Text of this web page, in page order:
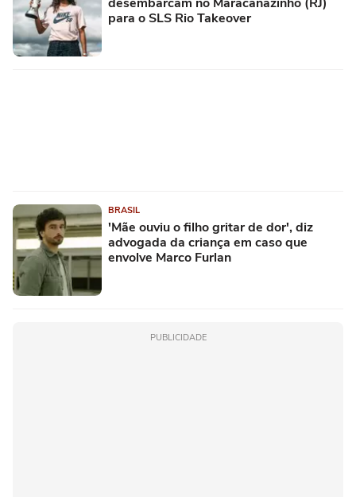
para o SLS Rio Takeover
BRASIL
'Mãe ouviu o filho gritar de dor', diz
advogada da criança em caso que
envolve Marco Furlan
PUBLICIDADE